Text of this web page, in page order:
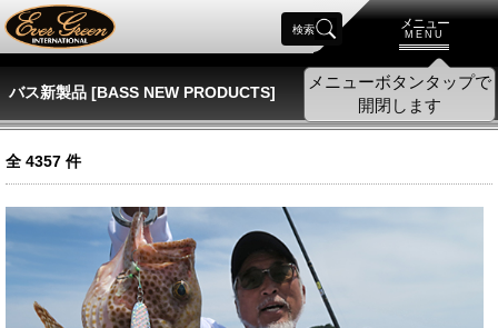
メニュー
MENU
検索
バス新製品 [BASS NEW PRODUCTS]
全 4357 件